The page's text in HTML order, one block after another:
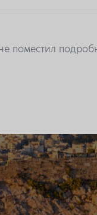
поместил